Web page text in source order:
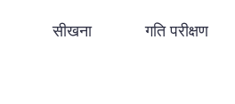
सीखना गति परीक्षण